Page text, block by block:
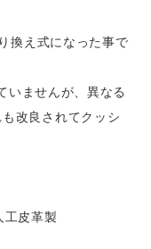
換え式になった事で
いませんが、異なる
改良されてクッシ
皮革製